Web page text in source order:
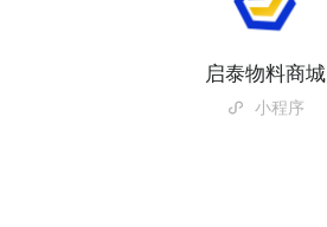
启泰物料商城
小程序